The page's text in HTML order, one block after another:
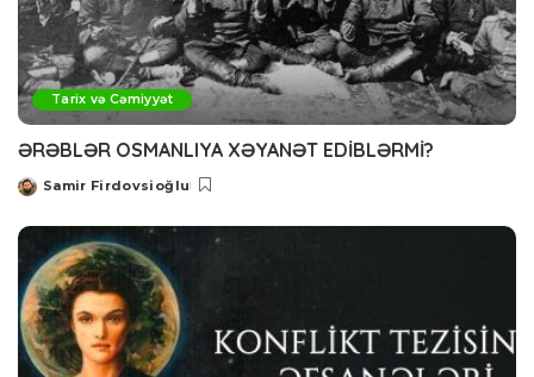
Tarix və Cəmiyyət
ƏRƏBLƏR OSMANLIYA XƏYANƏT EDİBLƏRMİ?
Posted
Samir Firdovsioğlu